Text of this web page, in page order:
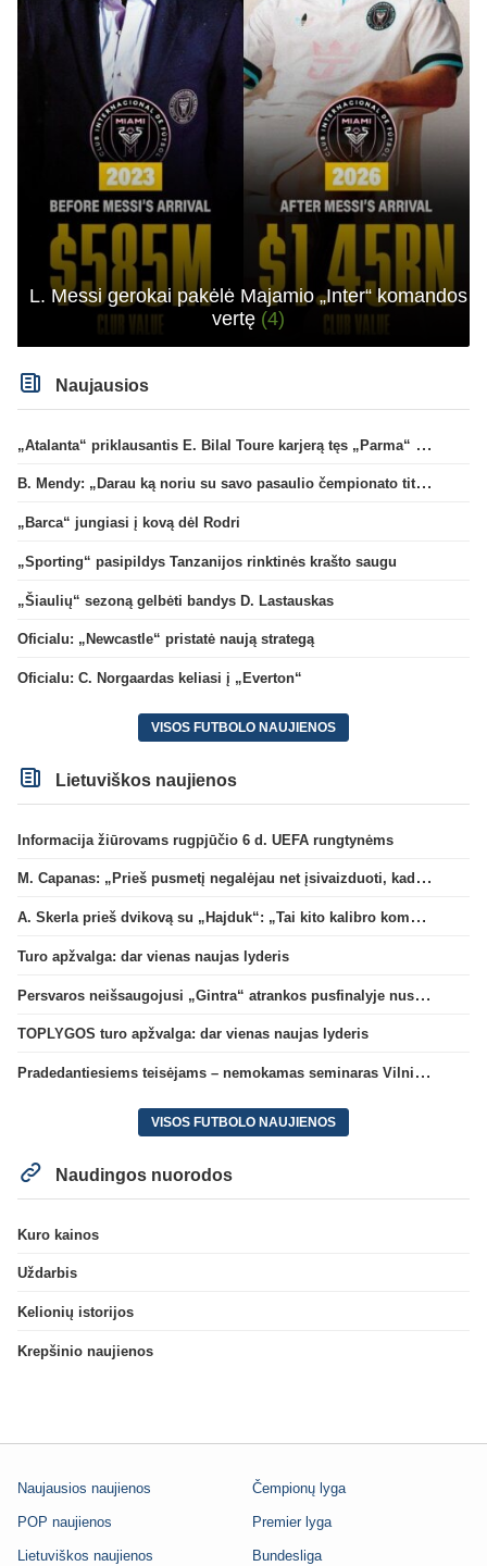
L. Messi gerokai pakėlė Majamio „Inter“ komandos
vertę (4)
Naujausios
„Atalanta“ priklausantis E. Bilal Toure karjerą tęs „Parma“ gretose
B. Mendy: „Darau ką noriu su savo pasaulio čempionato titulu“
„Barca“ jungiasi į kovą dėl Rodri
„Sporting“ pasipildys Tanzanijos rinktinės krašto saugu
„Šiaulių“ sezoną gelbėti bandys D. Lastauskas
Oficialu: „Newcastle“ pristatė naują strategą
Oficialu: C. Norgaardas keliasi į „Everton“
VISOS FUTBOLO NAUJIENOS
Lietuviškos naujienos
Informacija žiūrovams rugpjūčio 6 d. UEFA rungtynėms
M. Capanas: „Prieš pusmetį negalėjau net įsivaizduoti, kad žaisime prieš „Hajduk“
A. Skerla prieš dvikovą su „Hajduk“: „Tai kito kalibro komanda“
Turo apžvalga: dar vienas naujas lyderis
Persvaros neišsaugojusi „Gintra“ atrankos pusfinalyje nusileido Škotijos čempionėms
TOPLYGOS turo apžvalga: dar vienas naujas lyderis
Pradedantiesiems teisėjams – nemokamas seminaras Vilniuje šį penktadienį
VISOS FUTBOLO NAUJIENOS
Naudingos nuorodos
Kuro kainos
Uždarbis
Kelionių istorijos
Krepšinio naujienos
Naujausios naujienos
POP naujienos
Lietuviškos naujienos
Čempionų lyga
Premier lyga
Bundesliga